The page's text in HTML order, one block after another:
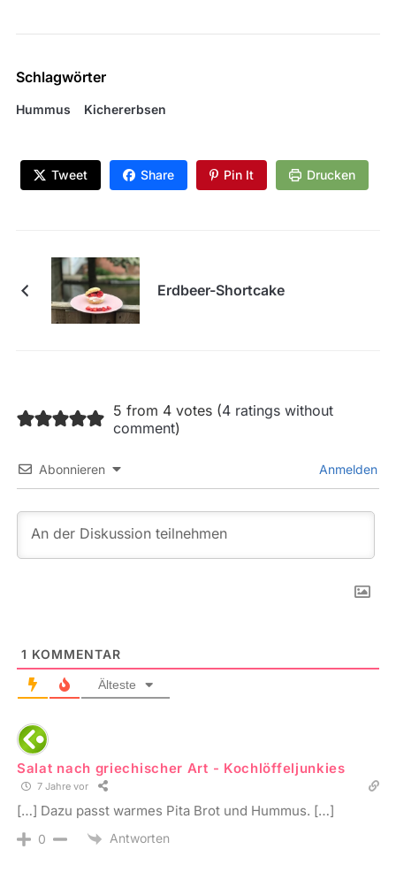
Schlagwörter
Hummus Kichererbsen
Tweet Share Pin It Drucken
Erdbeer-Shortcake
5 from 4 votes (4 ratings without
comment)
Abonnieren Anmelden
1 KOMMENTAR
Älteste
Salat nach griechischer Art - Kochlöffeljunkies
7 Jahre vor
[…] Dazu passt warmes Pita Brot und Hummus. […]
0 Antworten